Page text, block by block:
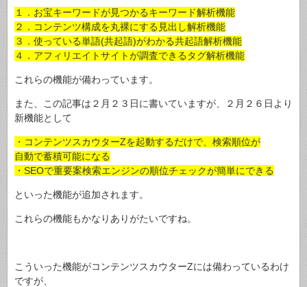
１．お宝キーワードが見つかるキーワード解析機能
２．コンテンツ構成を丸裸にする見出し解析機能
３．使っている単語(共起語)がわかる共起語解析機能
４．アフィリエイトサイトが調査できるタグ解析機能
これらの機能が備わっています。
また、この記事は２月２３日に書いていますが、２月２６日より
新機能として
・コンテンツスカウターZを起動するだけで、検索順位が
自動で蓄積可能になる
・SEOで重要案検索エンジンの順位チェックが簡単にできる
といった機能が追加されます。
これらの機能もかなりありがたいですね。
こういった機能がコンテンツスカウターZには備わっているわけ
ですが、